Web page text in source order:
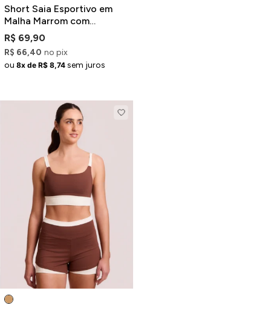
Short Saia Esportivo em
Malha Marrom com
Recortes
R$ 69,90
R$ 66,40 no pix
ou 8x de R$ 8,74 sem juros